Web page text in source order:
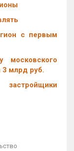
с первым
московского
3 млрд руб.